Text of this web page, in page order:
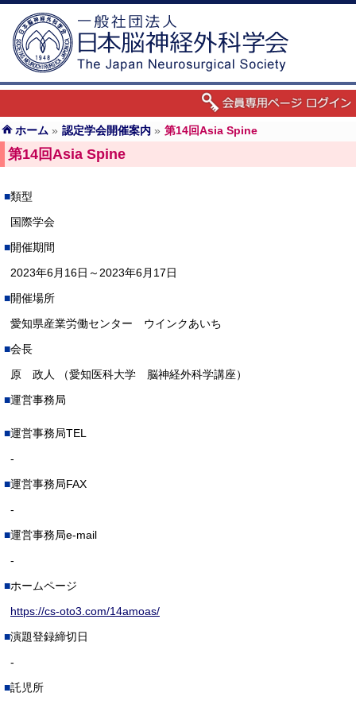
ホーム » 認定学会開催案内 » 第14回Asia Spine
第14回Asia Spine
類型
国際学会
開催期間
2023年6月16日～2023年6月17日
開催場所
愛知県産業労働センター ウインクあいち
会長
原 政人 （愛知医科大学 脳神経外科学講座）
運営事務局
運営事務局TEL
-
運営事務局FAX
-
運営事務局e-mail
-
ホームページ
https://cs-oto3.com/14amoas/
演題登録締切日
-
託児所